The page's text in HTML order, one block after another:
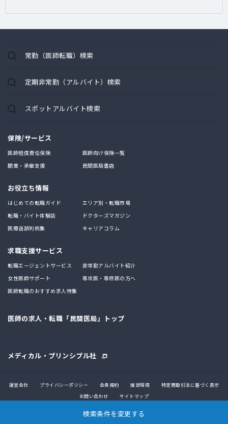
検索条件を変更する
常勤（医師転職）検索
定期非常勤（アルバイト）検索
スポットアルバイト検索
保険/サービス
医師賠償責任保険
医師向け保険一覧
開業・承継支援
民間医局書店
お役立ち情報
はじめての転職ガイド
エリア別・転職市場
転職・バイト体験談
ドクターズマガジン
医療過誤判例集
キャリアコラム
求職支援サービス
転職エージェントサービス
非常勤アルバイト紹介
女性医師サポート
専攻医・専修医の方へ
医師転職のおすすめ求人特集
医師の求人・転職「民間医局」トップ
メディカル・プリンシプル社
運営会社 プライバシーポリシー 会員規約 推奨環境
特定商取引法に基づく表示
お問い合わせ
サイトマップ
© 2017 MEDICAL PRINCIPLE CO., LTD.